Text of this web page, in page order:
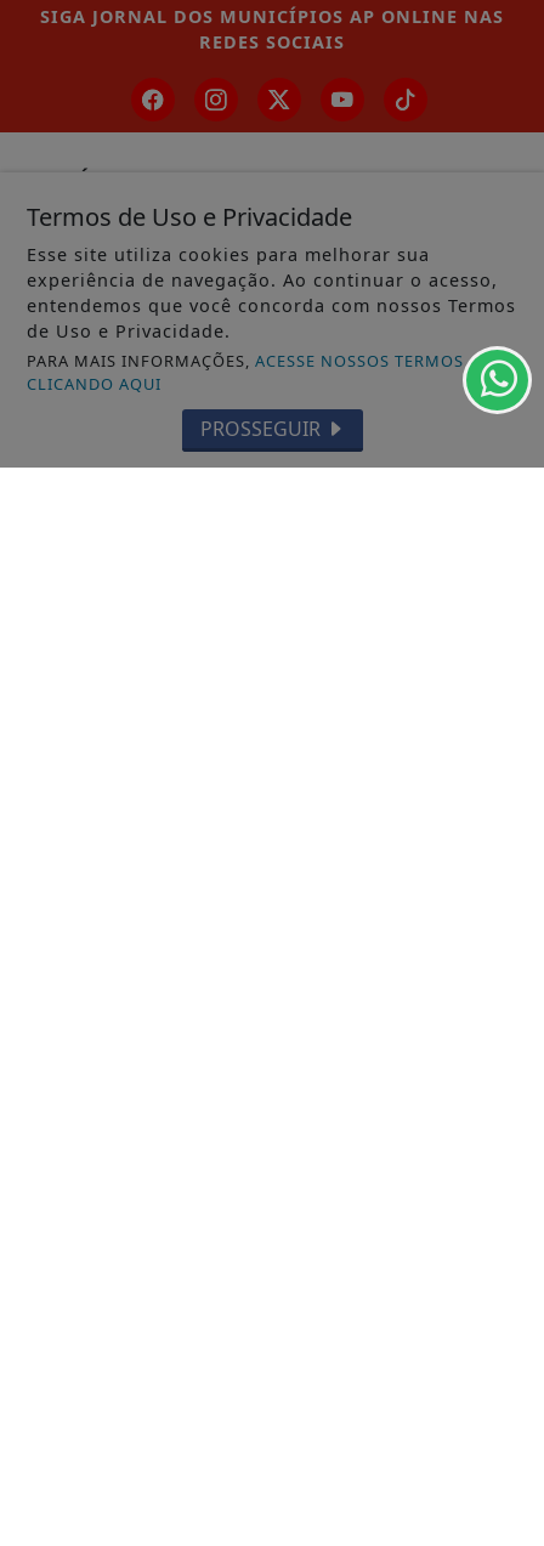
SIGA JORNAL DOS MUNICÍPIOS AP ONLINE NAS
REDES SOCIAIS
/ NOTÍCIAS
MUNICÍPIOS GERAL
MACAPÁ
SANTANA
LARANJAL DO JARI
Termos de Uso e Privacidade
Esse site utiliza cookies para melhorar sua
experiência de navegação. Ao continuar o acesso,
entendemos que você concorda com nossos Termos
de Uso e Privacidade.
PARA MAIS INFORMAÇÕES,ACESSE NOSSOS TERMOS
CLICANDO AQUI
PROSSEGUIR